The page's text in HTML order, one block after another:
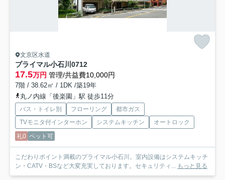
文京区水道
プライマル小石川 0712
17.5万円 管理/共益費10,000円
7階 / 38.62㎡ / 1DK /築19年
丸ノ内線「後楽園」駅 徒歩11分
バス・トイレ別 フローリング
都市ガス
TVモニタ付インターホン
システムキッチン
オートロック
礼0 ペット可
こだわりポイント満載のプライマル小石川。室内設備はシステムキッチ
ン・CATV・BSなど大変充実しております。セキュリティ... もっと見る